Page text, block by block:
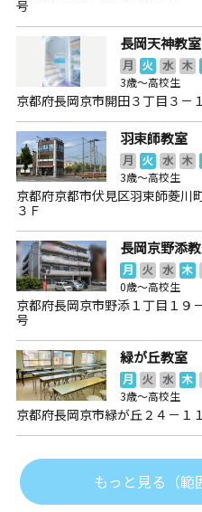
号
長岡天神教室
月 火 水 木
3歳～高校生
京都府長岡京市開田３丁目３
羽束師教室
月 火 水 木
3歳～高校生
京都府京都市伏見区羽束師菱
３Ｆ
長岡京野添
月 火 水 木
0歳～高校生
京都府長岡京市野添１丁目１
号
緑が丘教室
月 火 水 木
3歳～高校生
京都府長岡京市緑が丘２４－１
もっと見る（範